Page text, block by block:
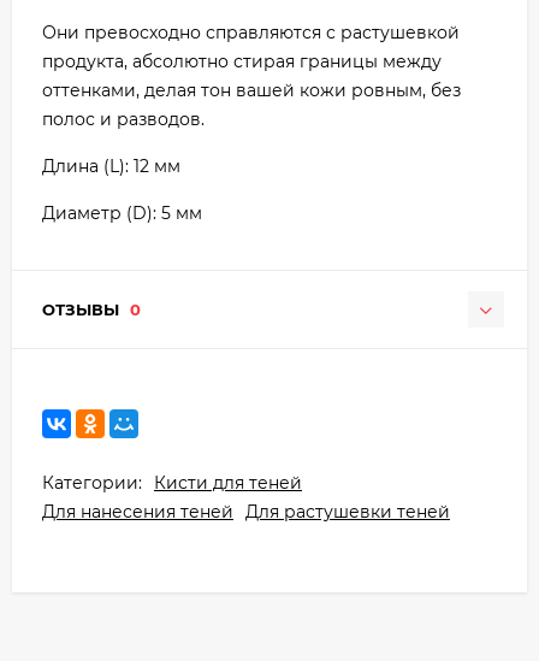
Они превосходно справляются с растушевкой
продукта, абсолютно стирая границы между
оттенками, делая тон вашей кожи ровным, без
полос и разводов.
Длина (L): 12 мм
Диаметр (D): 5 мм
ОТЗЫВЫ 0
Категории:
Кисти для теней
Для нанесения теней
Для растушевки теней